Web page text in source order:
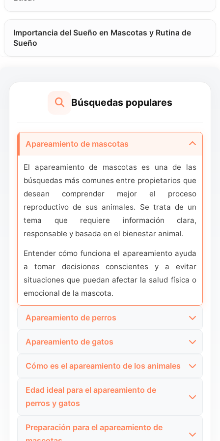
hogares amorosos para las crías. Desde
Importancia del Sueño en Mascotas y Rutina de
Sueño
Búsquedas populares
Apareamiento de mascotas
El apareamiento de mascotas es una de las
búsquedas más comunes entre propietarios que
desean comprender mejor el proceso
reproductivo de sus animales. Se trata de un
tema que requiere información clara,
responsable y basada en el bienestar animal.
Entender cómo funciona el apareamiento ayuda
a tomar decisiones conscientes y a evitar
situaciones que puedan afectar la salud física o
emocional de la mascota.
Apareamiento de perros
como la edad, el estado de salud y el
comportamiento de ambos animales. Muchos
el momento adecuado y garantizar un proceso
natural.
Un entorno tranquilo y la supervisión
responsable contribuyen a que el apareamiento
Apareamiento de gatos
muchas dudas debido a los comportamientos
intensos que pueden aparecer durante el celo.
Comprender estas conductas permite a los
Una correcta información reduce el estrés tanto
Cómo es el apareamiento de los animales
conocer el proceso biológico del apareamiento
animal. Cada especie tiene características
específicas que influyen en cómo se desarrolla
la reproducción.
Edad ideal para el apareamiento de
perros y gatos
las principales preocupaciones de los
Preparación para el apareamiento de